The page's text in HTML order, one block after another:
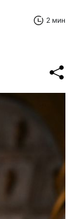
2 мин